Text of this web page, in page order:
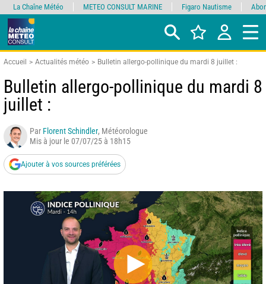
Accueil Actualités météo Bulletin allergo-pollinique du mardi 8 juillet :
Bulletin allergo-pollinique du mardi 8
juillet :
Par Florent Schindler, Météorologue
Mis à jour le 07/07/25 à 18h15
Ajouter à vos sources préférées
La Chaîne Météo METEO CONSULT MARINE Figaro Nautisme